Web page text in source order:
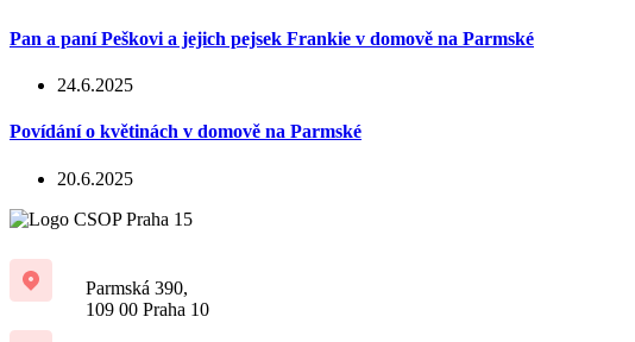
Pan a paní Peškovi a jejich pejsek Frankie v domově na Parmské
24.6.2025
Povídání o květinách v domově na Parmské
20.6.2025
Parmská 390,
109 00 Praha 10